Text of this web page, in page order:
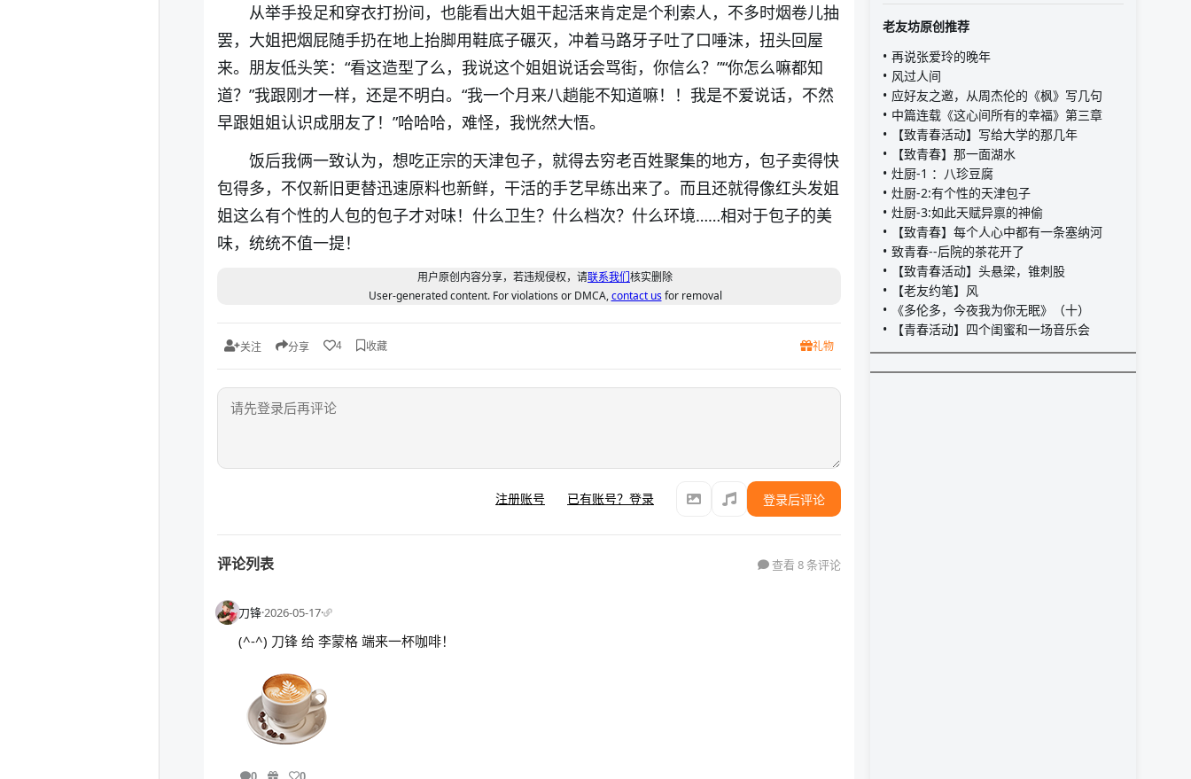
从举手投足和穿衣打扮间，也能看出大姐干起活来肯定是个利索人，不多时烟卷儿抽
罢，大姐把烟屁随手扔在地上抬脚用鞋底子碾灭，冲着马路牙子吐了口唾沫，扭头回屋
来。朋友低头笑：“看这造型了么，我说这个姐姐说话会骂街，你信么？”“你怎么嘛都知
道？”我跟刚才一样，还是不明白。“我一个月来八趟能不知道嘛！！我是不爱说话，不然
早跟姐姐认识成朋友了！”哈哈哈，难怪，我恍然大悟。
饭后我俩一致认为，想吃正宗的天津包子，就得去穷老百姓聚集的地方，包子卖得快
包得多，不仅新旧更替迅速原料也新鲜，干活的手艺早练出来了。而且还就得像红头发姐
姐这么有个性的人包的包子才对味！什么卫生？什么档次？什么环境……相对于包子的美
味，统统不值一提！
用户原创内容分享，若违规侵权，请联系我们核实删除
User-generated content. For violations or DMCA,contact usfor removal
关注 分享 4 收藏 礼物
注册账号 已有账号？登录 登录后评论
评论列表 查看 8 条评论
刀锋·2026-05-17·
(^-^) 刀锋 给 李蒙格 端来一杯咖啡！
老友坊原创推荐
再说张爱玲的晚年
风过人间
应好友之邀，从周杰伦的《枫》写几句
中篇连载《这心间所有的幸福》第三章
【致青春活动】写给大学的那几年
【致青春】那一面湖水
灶厨-1 ：八珍豆腐
灶厨-2:有个性的天津包子
灶厨-3:如此天赋异禀的神偷
【致青春】每个人心中都有一条塞纳河
致青春--后院的茶花开了
【致青春活动】头悬梁，锥刺股
【老友约笔】风
《多伦多，今夜我为你无眠》（十）
【青春活动】四个闺蜜和一场音乐会